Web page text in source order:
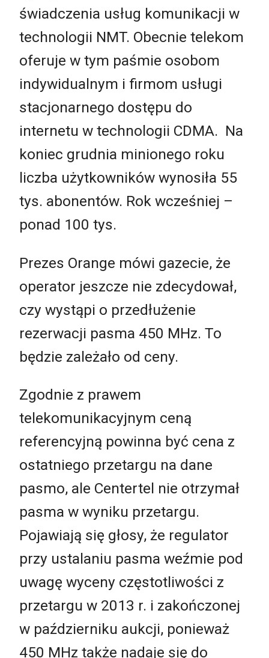
świadczenia usług komunikacji w
technologii NMT. Obecnie telekom
oferuje w tym paśmie osobom
indywidualnym i firmom usługi
stacjonarnego dostępu do
internetu w technologii CDMA. Na
koniec grudnia minionego roku
liczba użytkowników wynosiła 55
tys. abonentów. Rok wcześniej –
ponad 100 tys.
Prezes Orange mówi gazecie, że
operator jeszcze nie zdecydował,
czy wystąpi o przedłużenie
rezerwacji pasma 450 MHz. To
będzie zależało od ceny.
Zgodnie z prawem
telekomunikacyjnym ceną
referencyjną powinna być cena z
ostatniego przetargu na dane
pasmo, ale Centertel nie otrzymał
pasma w wyniku przetargu.
Pojawiają się głosy, że regulator
przy ustalaniu pasma weźmie pod
uwagę wyceny częstotliwości z
przetargu w 2013 r. i zakończonej
w październiku aukcji, ponieważ
450 MHz także nadaje się do